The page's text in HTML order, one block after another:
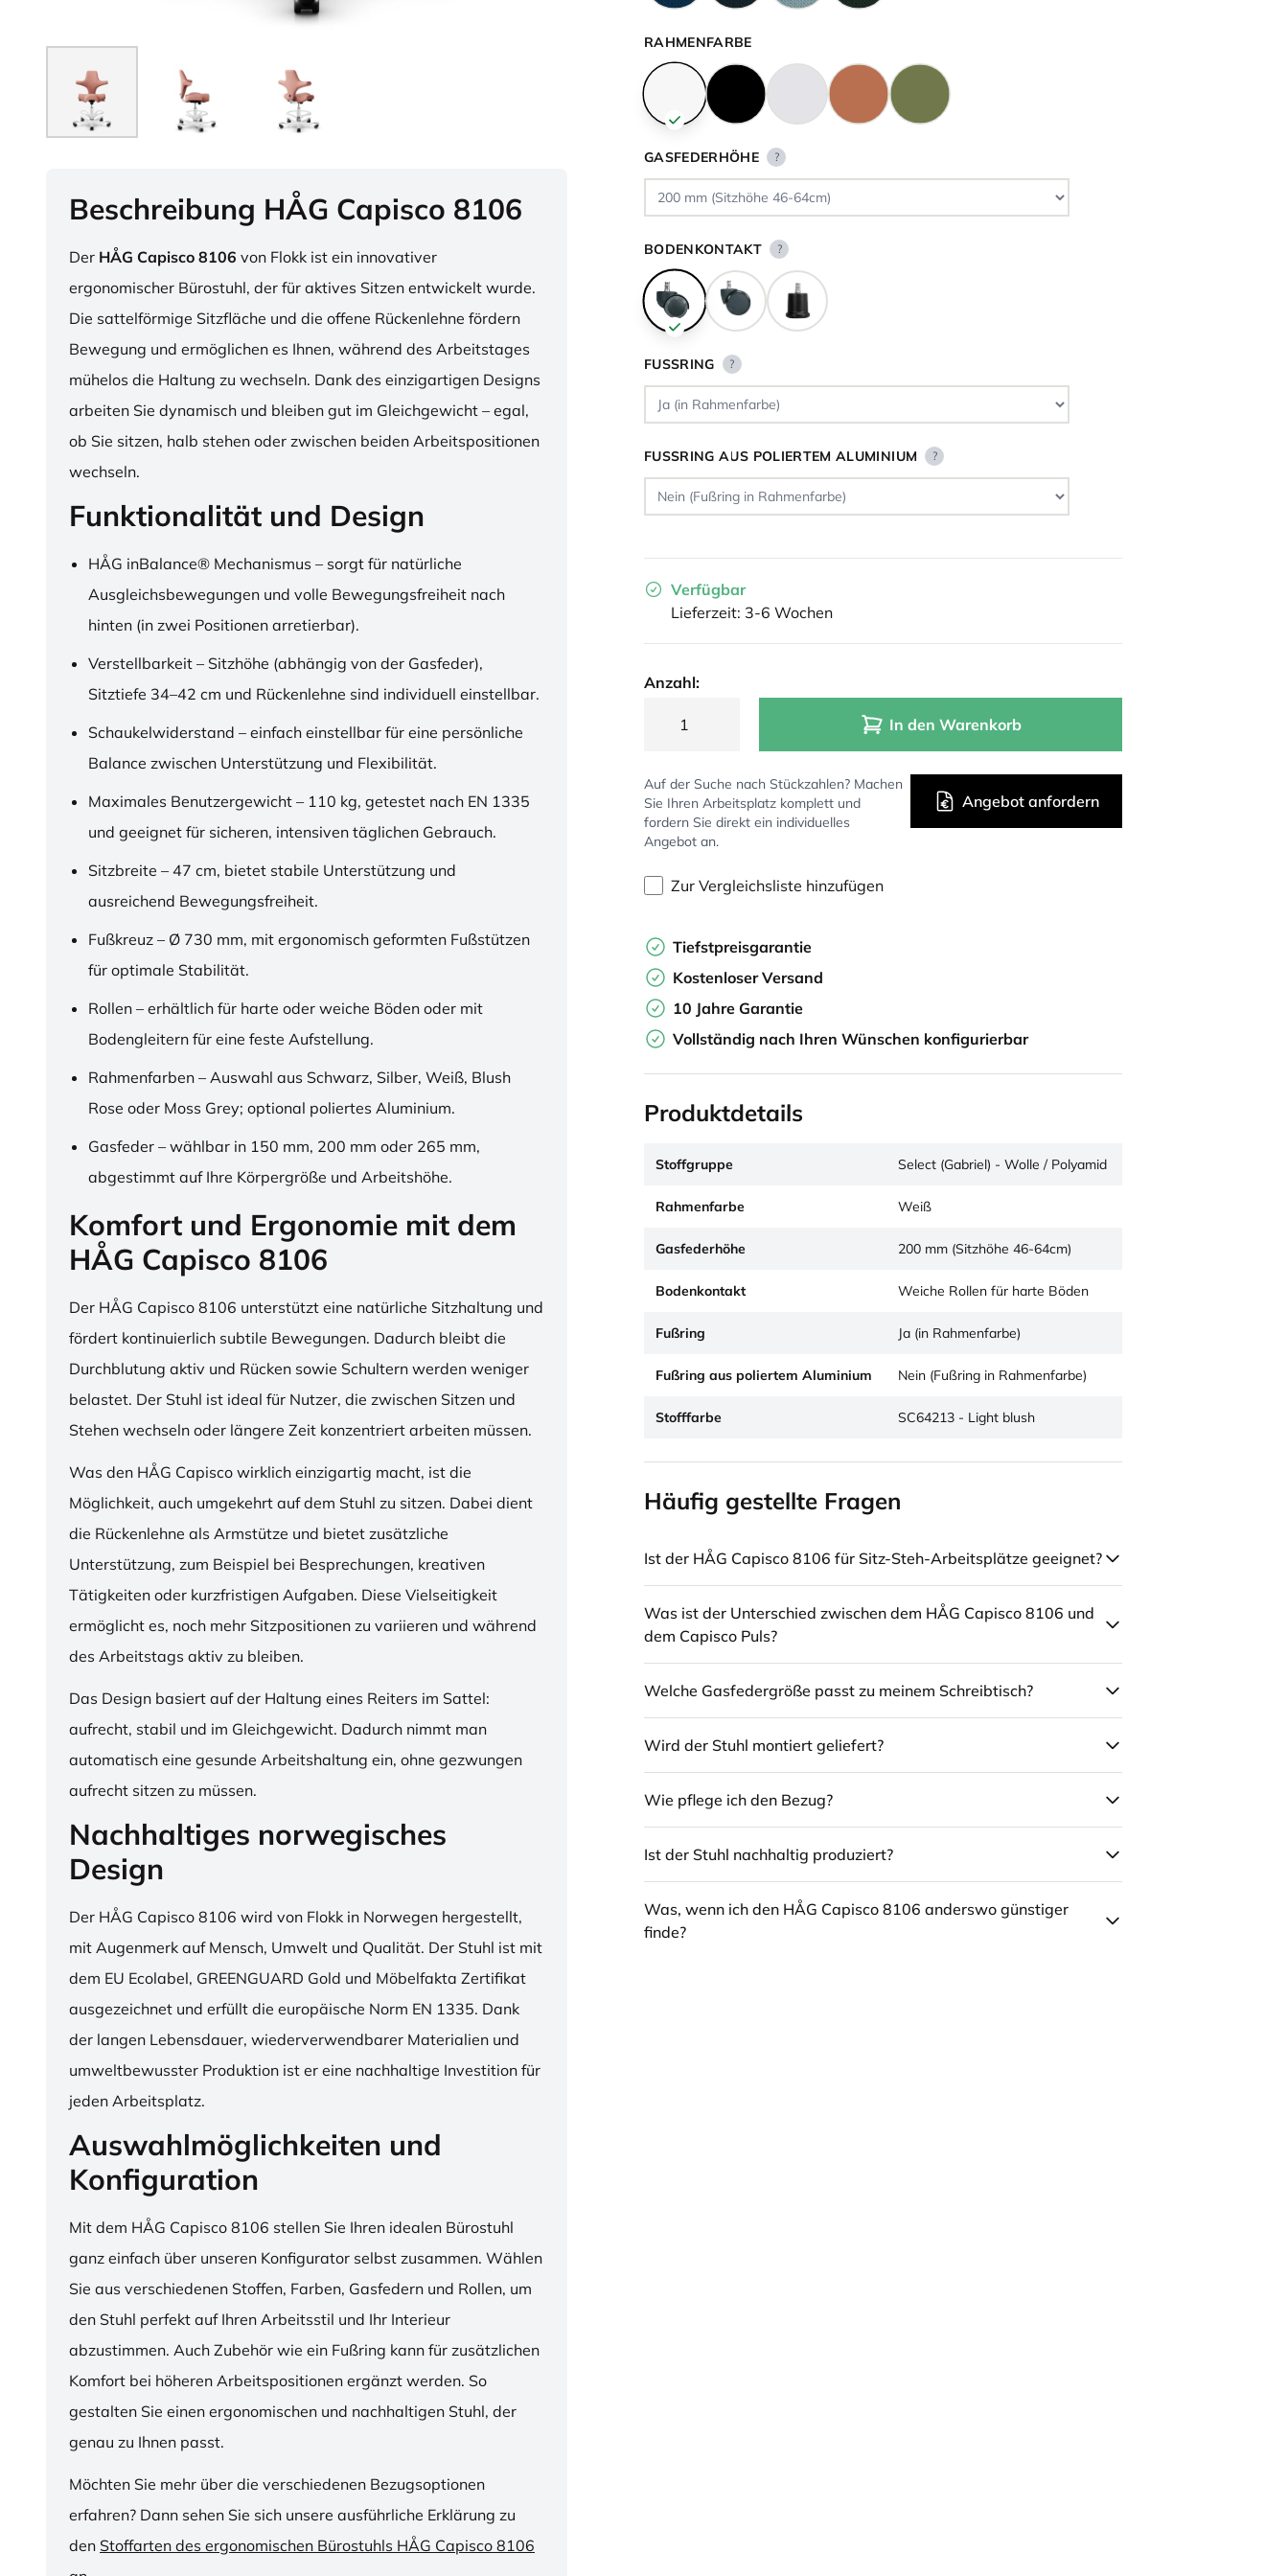
Beschreibung HÅG Capisco 8106
Der HÅG Capisco 8106 von Flokk ist ein innovativer
ergonomischer Bürostuhl, der für aktives Sitzen entwickelt wurde.
Die sattelförmige Sitzfläche und die offene Rückenlehne fördern
Bewegung und ermöglichen es Ihnen, während des Arbeitstages
mühelos die Haltung zu wechseln. Dank des einzigartigen Designs
arbeiten Sie dynamisch und bleiben gut im Gleichgewicht – egal,
ob Sie sitzen, halb stehen oder zwischen beiden Arbeitspositionen
wechseln.
Funktionalität und Design
HÅG inBalance® Mechanismus – sorgt für natürliche
Ausgleichsbewegungen und volle Bewegungsfreiheit nach
hinten (in zwei Positionen arretierbar).
Verstellbarkeit – Sitzhöhe (abhängig von der Gasfeder),
Sitztiefe 34–42 cm und Rückenlehne sind individuell einstellbar.
Schaukelwiderstand – einfach einstellbar für eine persönliche
Balance zwischen Unterstützung und Flexibilität.
Maximales Benutzergewicht – 110 kg, getestet nach EN 1335
und geeignet für sicheren, intensiven täglichen Gebrauch.
Sitzbreite – 47 cm, bietet stabile Unterstützung und
ausreichend Bewegungsfreiheit.
Fußkreuz – Ø 730 mm, mit ergonomisch geformten Fußstützen
für optimale Stabilität.
Rollen – erhältlich für harte oder weiche Böden oder mit
Bodengleitern für eine feste Aufstellung.
Rahmenfarben – Auswahl aus Schwarz, Silber, Weiß, Blush
Rose oder Moss Grey; optional poliertes Aluminium.
Gasfeder – wählbar in 150 mm, 200 mm oder 265 mm,
abgestimmt auf Ihre Körpergröße und Arbeitshöhe.
Komfort und Ergonomie mit dem
HÅG Capisco 8106
Der HÅG Capisco 8106 unterstützt eine natürliche Sitzhaltung und
fördert kontinuierlich subtile Bewegungen. Dadurch bleibt die
Durchblutung aktiv und Rücken sowie Schultern werden weniger
belastet. Der Stuhl ist ideal für Nutzer, die zwischen Sitzen und
Stehen wechseln oder längere Zeit konzentriert arbeiten müssen.
Was den HÅG Capisco wirklich einzigartig macht, ist die
Möglichkeit, auch umgekehrt auf dem Stuhl zu sitzen. Dabei dient
die Rückenlehne als Armstütze und bietet zusätzliche
Unterstützung, zum Beispiel bei Besprechungen, kreativen
Tätigkeiten oder kurzfristigen Aufgaben. Diese Vielseitigkeit
ermöglicht es, noch mehr Sitzpositionen zu variieren und während
des Arbeitstags aktiv zu bleiben.
Das Design basiert auf der Haltung eines Reiters im Sattel:
aufrecht, stabil und im Gleichgewicht. Dadurch nimmt man
automatisch eine gesunde Arbeitshaltung ein, ohne gezwungen
aufrecht sitzen zu müssen.
Nachhaltiges norwegisches
Design
Der HÅG Capisco 8106 wird von Flokk in Norwegen hergestellt,
mit Augenmerk auf Mensch, Umwelt und Qualität. Der Stuhl ist mit
dem EU Ecolabel, GREENGUARD Gold und Möbelfakta Zertifikat
ausgezeichnet und erfüllt die europäische Norm EN 1335. Dank
der langen Lebensdauer, wiederverwendbarer Materialien und
umweltbewusster Produktion ist er eine nachhaltige Investition für
jeden Arbeitsplatz.
Auswahlmöglichkeiten und
Konfiguration
Mit dem HÅG Capisco 8106 stellen Sie Ihren idealen Bürostuhl
ganz einfach über unseren Konfigurator selbst zusammen. Wählen
Sie aus verschiedenen Stoffen, Farben, Gasfedern und Rollen, um
den Stuhl perfekt auf Ihren Arbeitsstil und Ihr Interieur
abzustimmen. Auch Zubehör wie ein Fußring kann für zusätzlichen
Komfort bei höheren Arbeitspositionen ergänzt werden. So
gestalten Sie einen ergonomischen und nachhaltigen Stuhl, der
genau zu Ihnen passt.
Möchten Sie mehr über die verschiedenen Bezugsoptionen
erfahren? Dann sehen Sie sich unsere ausführliche Erklärung zu
den Stoffarten des ergonomischen Bürostuhls HÅG Capisco 8106
RAHMENFARBE
GASFEDERHÖHE ?
BODENKONTAKT ?
FUSSRING ?
FUSSRING AUS POLIERTEM ALUMINIUM ?
Verfügbar
Lieferzeit: 3-6 Wochen
Anzahl:
In den Warenkorb
Auf der Suche nach Stückzahlen? Machen
Sie Ihren Arbeitsplatz komplett und
fordern Sie direkt ein individuelles
Angebot an.
Angebot anfordern
Zur Vergleichsliste hinzufügen
Tiefstpreisgarantie
Kostenloser Versand
10 Jahre Garantie
Vollständig nach Ihren Wünschen konfigurierbar
Produktdetails
Stoffgruppe Select (Gabriel) - Wolle / Polyamid
Rahmenfarbe Weiß
Gasfederhöhe 200 mm (Sitzhöhe 46-64cm)
Bodenkontakt Weiche Rollen für harte Böden
Fußring Ja (in Rahmenfarbe)
Fußring aus poliertem Aluminium Nein (Fußring in Rahmenfarbe)
Stofffarbe SC64213 - Light blush
Häufig gestellte Fragen
Ist der HÅG Capisco 8106 für Sitz-Steh-Arbeitsplätze geeignet?
Was ist der Unterschied zwischen dem HÅG Capisco 8106 und
dem Capisco Puls?
Welche Gasfedergröße passt zu meinem Schreibtisch?
Wird der Stuhl montiert geliefert?
Wie pflege ich den Bezug?
Ist der Stuhl nachhaltig produziert?
Was, wenn ich den HÅG Capisco 8106 anderswo günstiger
finde?